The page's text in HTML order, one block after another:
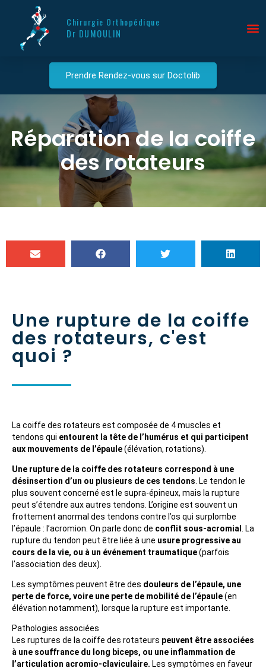
Chirurgie Orthopédique
Dr DUMOULIN
Prendre Rendez-vous sur Doctolib
Réparation de la coiffe
des rotateurs
Une rupture de la coiffe
des rotateurs, c'est
quoi ?
La coiffe des rotateurs est composée de 4 muscles et
tendons qui entourent la tête de l’humérus et qui participent
aux mouvements de l’épaule(élévation, rotations).
Une rupture de la coiffe des rotateurs correspond à une
désinsertion d’un ou plusieurs de ces tendons. Le tendon le
plus souvent concerné est le supra-épineux, mais la rupture
peut s’étendre aux autres tendons. L’origine est souvent un
frottement anormal des tendons contre l’os qui surplombe
l’épaule : l’acromion. On parle donc de conflit sous-acromial . La
rupture du tendon peut être liée à une usure progressive au
cours de la vie, ou à un événement traumatique(parfois
l’association des deux).
Les symptômes peuvent être des douleurs de l’épaule, une
perte de force, voire une perte de mobilité de l’épaule(en
élévation notamment), lorsque la rupture est importante.
Pathologies associées
Les ruptures de la coiffe des rotateurs peuvent être associées
à une souffrance du long biceps, ou une inflammation de
l’articulation acromio-claviculaire. Les symptômes en faveur